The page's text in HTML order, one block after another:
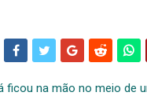
ficou na mão no meio de